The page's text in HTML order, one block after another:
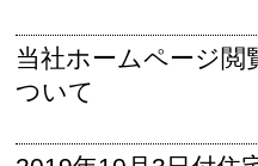
当社ホームページ閲
ついて